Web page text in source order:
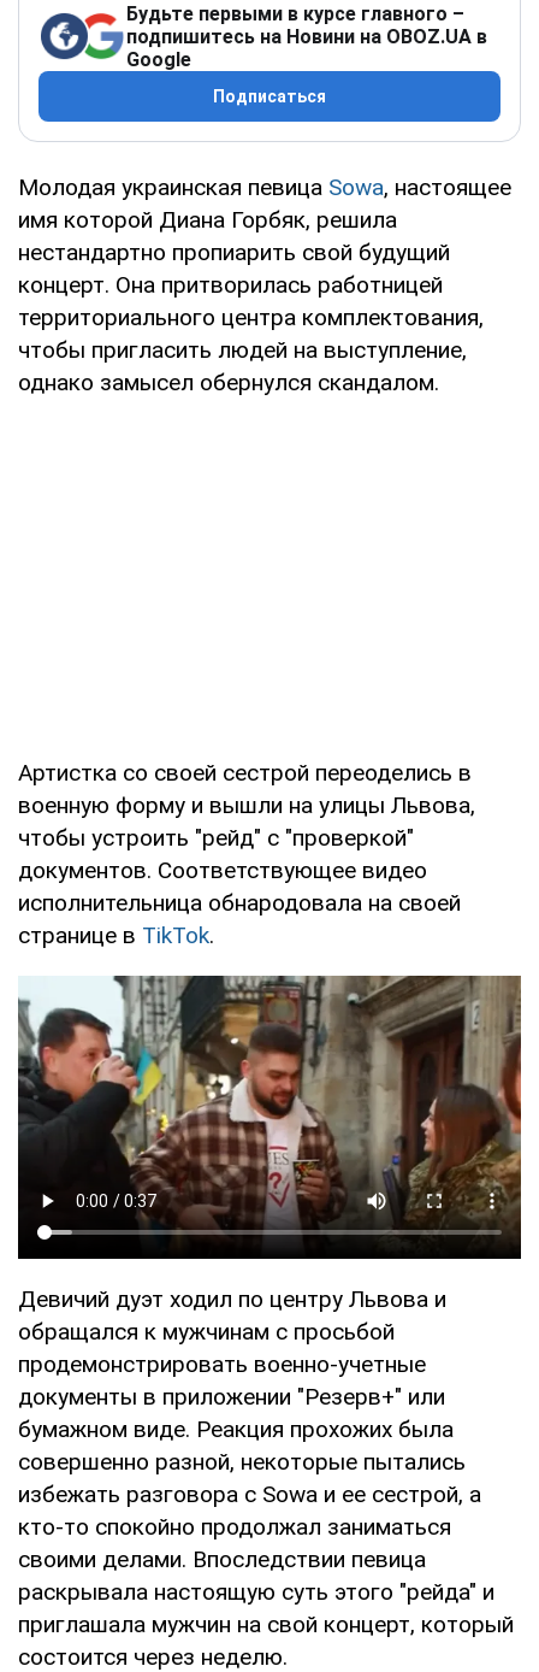
Будьте первыми в курсе главного –
подпишитесь на Новини на OBOZ.UA в
Google
Подписаться
Молодая украинская певица Sowa, настоящее
имя которой Диана Горбяк, решила
нестандартно пропиарить свой будущий
концерт. Она притворилась работницей
территориального центра комплектования,
чтобы пригласить людей на выступление,
однако замысел обернулся скандалом.
Артистка со своей сестрой переоделись в
военную форму и вышли на улицы Львова,
чтобы устроить "рейд" с "проверкой"
документов. Соответствующее видео
исполнительница обнародовала на своей
странице в TikTok.
Девичий дуэт ходил по центру Львова и
обращался к мужчинам с просьбой
продемонстрировать военно-учетные
документы в приложении "Резерв+" или
бумажном виде. Реакция прохожих была
совершенно разной, некоторые пытались
избежать разговора с Sowa и ее сестрой, а
кто-то спокойно продолжал заниматься
своими делами. Впоследствии певица
раскрывала настоящую суть этого "рейда" и
приглашала мужчин на свой концерт, который
состоится через неделю.